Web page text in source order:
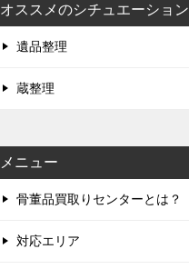
オススメのシチュエーション
遺品整理
蔵整理
メニュー
骨董品買取りセンターとは？
対応エリア